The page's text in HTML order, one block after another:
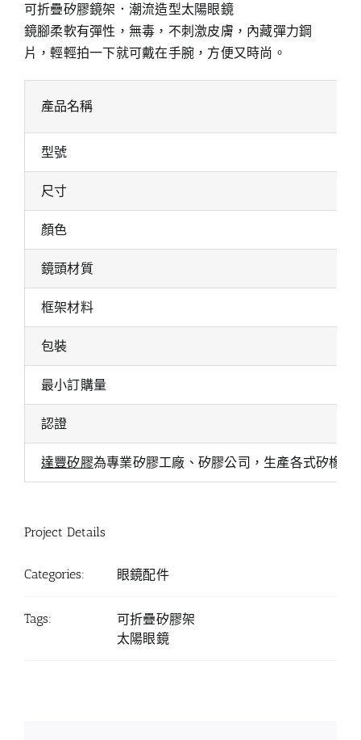
可折疊矽膠鏡架．潮流造型太陽眼鏡
鏡腳柔軟有彈性，無毒，不刺激皮膚，內藏彈力鋼
片，輕輕拍一下就可戴在手腕，方便又時尚。
產品名稱
型號
尺寸
顏色
鏡頭材質
框架材料
包裝
最小訂購量
認證
達豐矽膠為專業矽膠工廠、矽膠公司，生產各式矽橡
Project Details
Categories: 眼鏡配件
Tags:
可折疊矽膠架
太陽眼鏡